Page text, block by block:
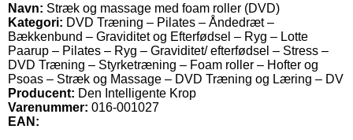
Navn: Stræk og massage med foam roller (DVD)
Kategori: DVD Træning – Pilates – Åndedræt –
Bækkenbund – Graviditet og Efterfødsel – Ryg – Lotte
Paarup – Pilates – Ryg – Graviditet/ efterfødsel – Stress –
DVD Træning – Styrketræning – Foam roller – Hofter og
Psoas – Stræk og Massage – DVD Træning og Læring – DV
Producent: Den Intelligente Krop
Varenummer: 016-001027
EAN: